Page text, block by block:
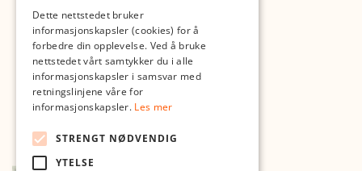
Dette nettstedet bruker
informasjonskapsler (cookies) for å
forbedre din opplevelse. Ved å bruke
nettstedet vårt samtykker du i alle
informasjonskapsler i samsvar med
retningslinjene våre for
informasjonskapsler. Les mer
STRENGT NØDVENDIG
YTELSE